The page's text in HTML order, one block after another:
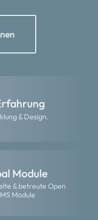
& Design.
Module
& betreute Open
Module